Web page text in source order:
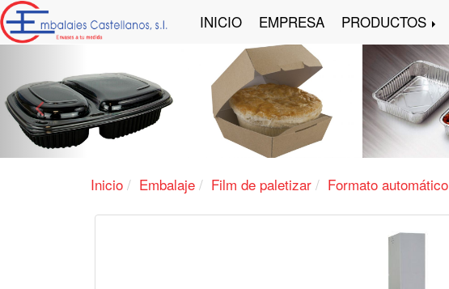
INICIO EMPRESA PRODUCTOS
Inicio Embalaje Film de paletizar Formato automático